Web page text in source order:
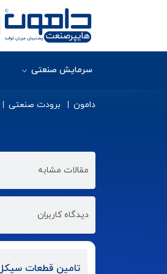
سرمایش صنعتی
دامون برودت صنعتی
مقالات مشابه
دیدگاه کاربران
تامین قطعات